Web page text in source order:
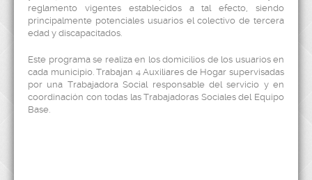
reglamento vigentes establecidos a tal efecto, siendo
principalmente potenciales usuarios el colectivo de tercera
edad y discapacitados.
Este programa se realiza en los domicilios de los usuarios en
cada municipio. Trabajan 4 Auxiliares de Hogar supervisadas
por una Trabajadora Social responsable del servicio y en
coordinación con todas las Trabajadoras Sociales del Equipo
Base.